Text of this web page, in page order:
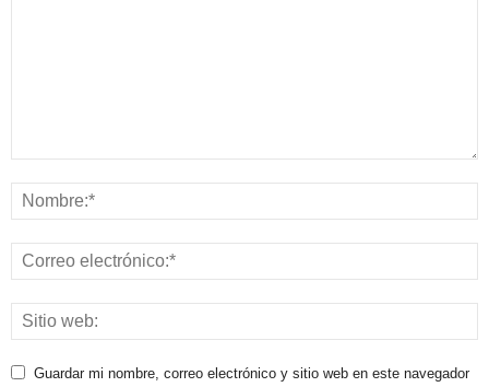
Guardar mi nombre, correo electrónico y sitio web en este navegador